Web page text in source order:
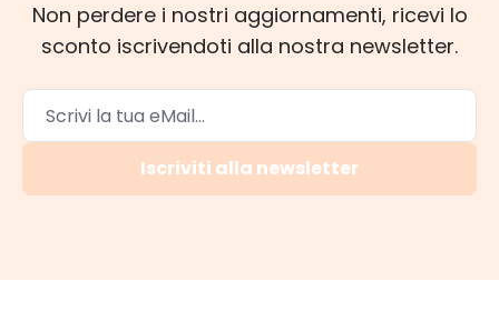
Non perdere i nostri aggiornamenti, ricevi lo
sconto iscrivendoti alla nostra newsletter.
Iscriviti alla newsletter